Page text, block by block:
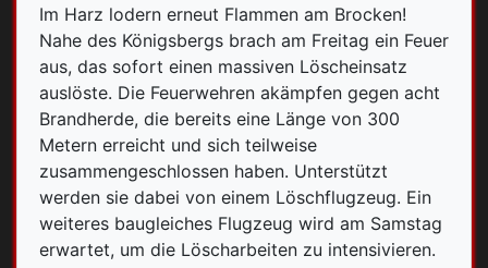
Im Harz lodern erneut Flammen am Brocken!
Nahe des Königsbergs brach am Freitag ein Feuer
aus, das sofort einen massiven Löscheinsatz
auslöste. Die Feuerwehren akämpfen gegen acht
Brandherde, die bereits eine Länge von 300
Metern erreicht und sich teilweise
zusammengeschlossen haben. Unterstützt
werden sie dabei von einem Löschflugzeug. Ein
weiteres baugleiches Flugzeug wird am Samstag
erwartet, um die Löscharbeiten zu intensivieren.